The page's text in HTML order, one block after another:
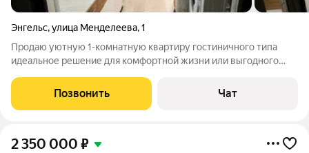
Энгельс,улица Менделеева,1
Продаю уютную 1-комнатную квартиру гостиничного типа
идеальное решение для комфортной жизни или выгодного
качественный современный ремонт с учетом всех нюансов
уютного проживания: Надежная проводка по
Позвонить Чат
2 350 000 ₽